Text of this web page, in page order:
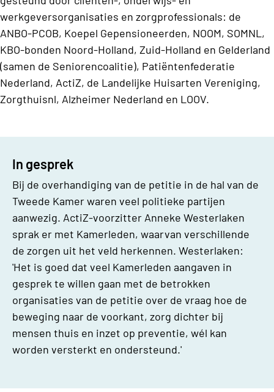
werkgeversorganisaties en zorgprofessionals: de
ANBO-PCOB, Koepel Gepensioneerden, NOOM, SOMNL,
KBO-bonden Noord-Holland, Zuid-Holland en Gelderland
(samen de Seniorencoalitie), Patiëntenfederatie
Nederland, ActiZ, de Landelijke Huisarten Vereniging,
Zorgthuisnl, Alzheimer Nederland en LOOV.
In gesprek
Bij de overhandiging van de petitie in de hal van de
Tweede Kamer waren veel politieke partijen
aanwezig. ActiZ-voorzitter Anneke Westerlaken
sprak er met Kamerleden, waarvan verschillende
de zorgen uit het veld herkennen. Westerlaken:
'Het is goed dat veel Kamerleden aangaven in
gesprek te willen gaan met de betrokken
organisaties van de petitie over de vraag hoe de
beweging naar de voorkant, zorg dichter bij
mensen thuis en inzet op preventie, wél kan
worden versterkt en ondersteund.'